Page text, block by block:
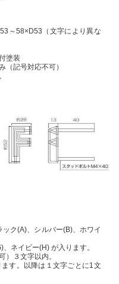
58×D53（文字により異な
塗装
（記号対応不可）
(A)、シルバー(B)、ホワイ
イビー(H) が入ります。
３文字以内。
。以降は１文字ごとに1文